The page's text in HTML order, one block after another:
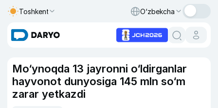
Toshkent O‘zbekcha
Mo‘ynoqda 13 jayronni o‘ldirganlar
hayvonot dunyosiga 145 mln so‘m
zarar yetkazdi